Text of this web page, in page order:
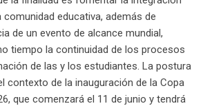
educativa, además de
de un evento de alcance mundial,
tiempo la continuidad de los procesos
de las y los estudiantes. La postura
contexto de la inauguración de la Copa
que comenzará el 11 de junio y tendrá